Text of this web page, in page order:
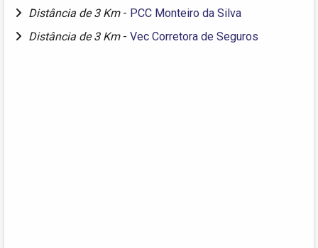
Distância de 3 Km - PCC Monteiro da Silva
Distância de 3 Km - Vec Corretora de Seguros